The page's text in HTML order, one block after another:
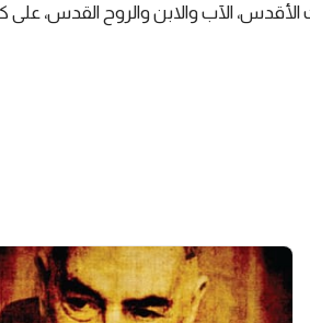
الأقدس، الآب والابن والروح القدس، على